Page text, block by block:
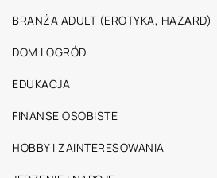
BRANŻA ADULT (EROTYKA, HAZARD)
DOM I OGRÓD
EDUKACJA
FINANSE OSOBISTE
HOBBY I ZAINTERESOWANIA